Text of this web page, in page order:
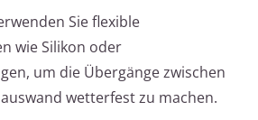
Sie flexible
wie Silikon oder
um die Übergänge zwischen
wetterfest zu machen.